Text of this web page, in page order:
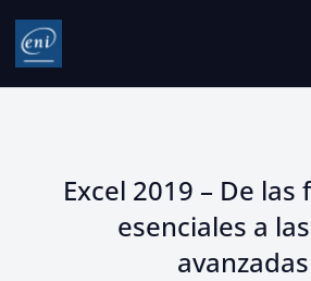
Excel 2019 – De las
esenciales a
avanzadas